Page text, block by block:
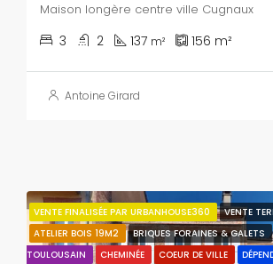
Maison longère centre ville Cugnaux
3 2 137 m² 156 m²
Antoine Girard
VENTE FINALISÉE PAR URBANHOUSE360 VENTE
ATELIER BOIS 19M2
BRIQUES FORAINES & GALETS
TOULOUSAIN
CHEMINÉE COEUR DE VILLE